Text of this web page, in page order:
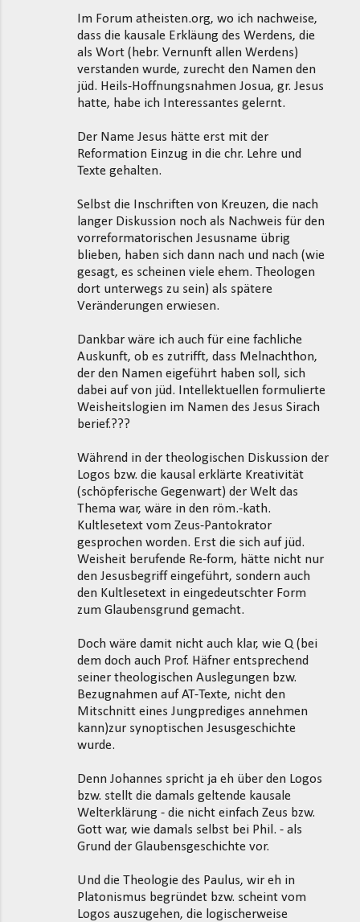
Im Forum atheisten.org, wo ich nachweise,
dass die kausale Erkläung des Werdens, die
als Wort (hebr. Vernunft allen Werdens)
verstanden wurde, zurecht den Namen den
jüd. Heils-Hoffnungsnahmen Josua, gr. Jesus
hatte, habe ich Interessantes gelernt.
Der Name Jesus hätte erst mit der
Reformation Einzug in die chr. Lehre und
Texte gehalten.
Selbst die Inschriften von Kreuzen, die nach
langer Diskussion noch als Nachweis für den
vorreformatorischen Jesusname übrig
blieben, haben sich dann nach und nach (wie
gesagt, es scheinen viele ehem. Theologen
dort unterwegs zu sein) als spätere
Veränderungen erwiesen.
Dankbar wäre ich auch für eine fachliche
Auskunft, ob es zutrifft, dass Melnachthon,
der den Namen eigeführt haben soll, sich
dabei auf von jüd. Intellektuellen formulierte
Weisheitslogien im Namen des Jesus Sirach
berief.???
Während in der theologischen Diskussion der
Logos bzw. die kausal erklärte Kreativität
(schöpferische Gegenwart) der Welt das
Thema war, wäre in den röm.-kath.
Kultlesetext vom Zeus-Pantokrator
gesprochen worden. Erst die sich auf jüd.
Weisheit berufende Re-form, hätte nicht nur
den Jesusbegriff eingeführt, sondern auch
den Kultlesetext in eingedeutschter Form
zum Glaubensgrund gemacht.
Doch wäre damit nicht auch klar, wie Q (bei
dem doch auch Prof. Häfner entsprechend
seiner theologischen Auslegungen bzw.
Bezugnahmen auf AT-Texte, nicht den
Mitschnitt eines Jungprediges annehmen
kann)zur synoptischen Jesusgeschichte
wurde.
Denn Johannes spricht ja eh über den Logos
bzw. stellt die damals geltende kausale
Welterklärung - die nicht einfach Zeus bzw.
Gott war, wie damals selbst bei Phil. - als
Grund der Glaubensgeschichte vor.
Und die Theologie des Paulus, wir eh in
Platonismus begründet bzw. scheint vom
Logos auszugehen, die logischerweise